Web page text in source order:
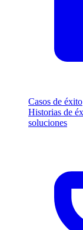
Casos de éxito
Historias de
soluciones